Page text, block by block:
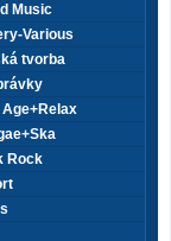
Music
Various
tvorba
Age+Relax
Rock